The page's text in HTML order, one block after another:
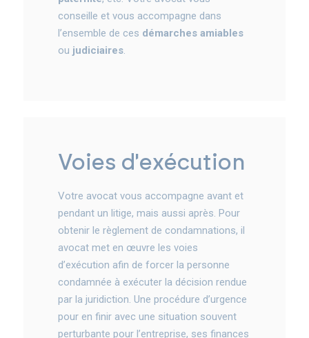
conseille et vous accompagne dans
l’ensemble de ces démarches amiables
ou judiciaires.
voies d'exécution
Votre avocat vous accompagne avant et
pendant un litige, mais aussi après. Pour
obtenir le règlement de condamnations, il
avocat met en œuvre les voies
d’exécution afin de forcer la personne
condamnée à exécuter la décision rendue
par la juridiction. Une procédure d’urgence
pour en finir avec une situation souvent
perturbante pour l’entreprise, ses finances